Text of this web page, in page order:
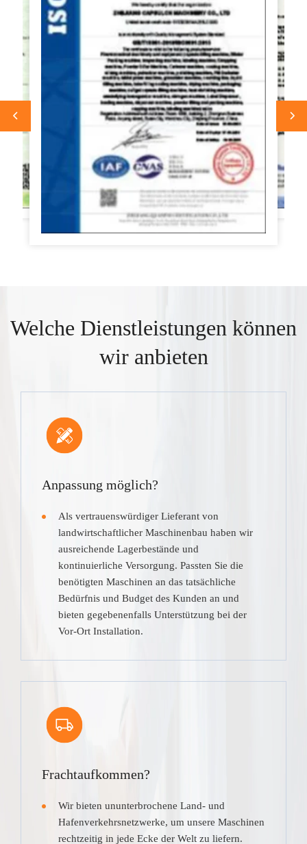
Welche Dienstleistungen können
wir anbieten
Anpassung möglich?
Als vertrauenswürdiger Lieferant von
landwirtschaftlicher Maschinenbau haben wir
ausreichende Lagerbestände und
kontinuierliche Versorgung. Passten Sie die
benötigten Maschinen an das tatsächliche
Bedürfnis und Budget des Kunden an und
bieten gegebenenfalls Unterstützung bei der
Vor-Ort Installation.
Frachtaufkommen?
Wir bieten ununterbrochene Land- und
Hafenverkehrsnetzwerke, um unsere Maschinen
rechtzeitig in jede Ecke der Welt zu liefern.